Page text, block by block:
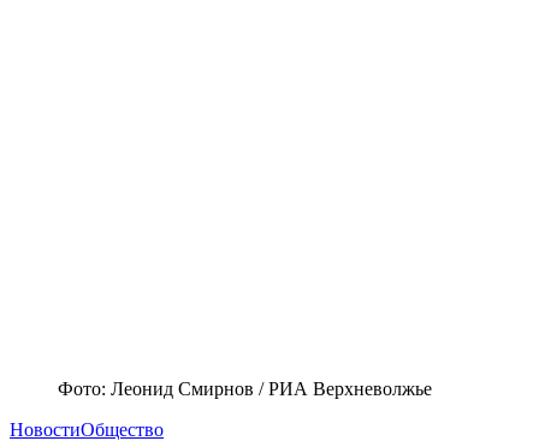
Фото: Леонид Смирнов / РИА Верхневолжье
НовостиОбщество